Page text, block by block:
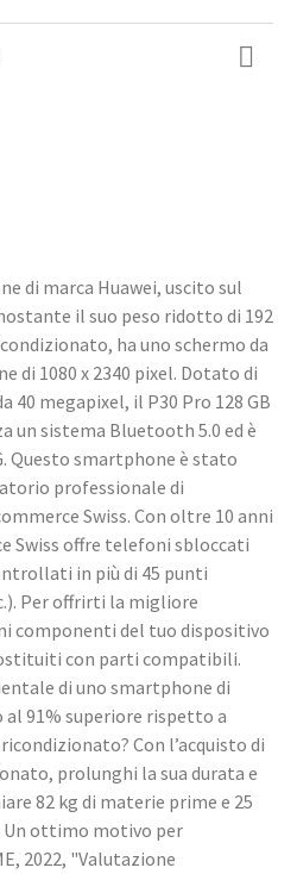
di marca Huawei, uscito sul
il suo peso ridotto di 192
ha uno schermo da
di 1080 x 2340 pixel. Dotato di
megapixel, il P30 Pro 128 GB
un sistema Bluetooth 5.0 ed è
Questo smartphone è stato
professionale di
Swiss. Con oltre 10 anni
Swiss offre telefoni sbloccati
in più di 45 punti
Per offrirti la migliore
componenti del tuo dispositivo
con parti compatibili.
di uno smartphone di
91% superiore rispetto a
Con l’acquisto di
prolunghi la sua durata e
82 kg di materie prime e 25
Un ottimo motivo per
2022, "Valutazione